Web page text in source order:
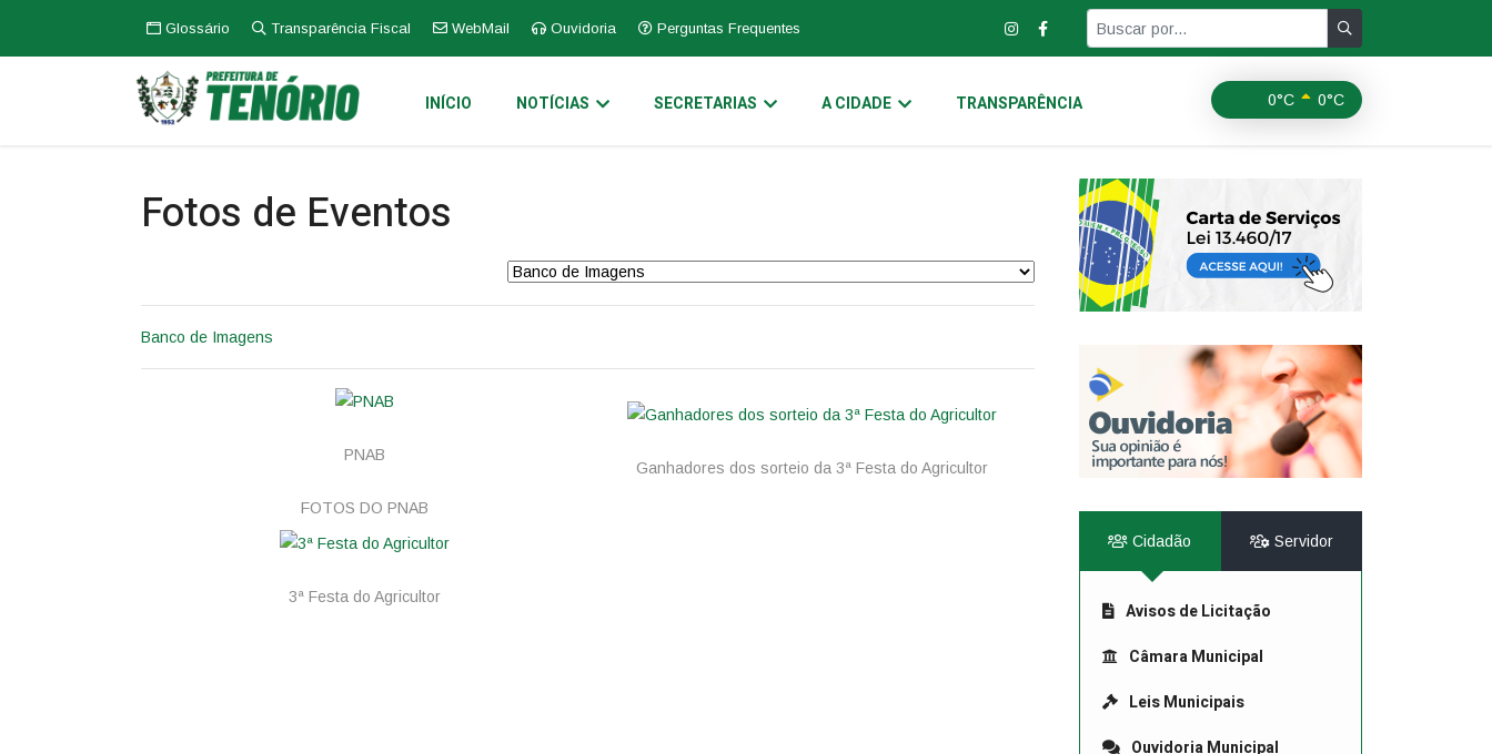
Glossário Transparência Fiscal WebMail Ouvidoria Perguntas Frequentes
0°C 0°C
INÍCIO NOTÍCIAS SECRETARIAS A CIDADE TRANSPARÊNCIA
Fotos de Eventos
Banco de Imagens
PNAB
FOTOS DO PNAB
Ganhadores dos sorteio da 3ª Festa do Agricultor
3ª Festa do Agricultor
Cidadão Servidor
Avisos de Licitação
Câmara Municipal
Leis Municipais
Ouvidoria Municipal